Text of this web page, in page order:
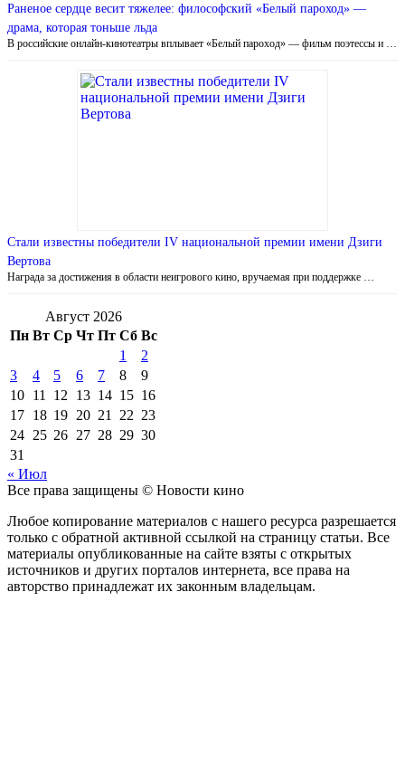
Раненое сердце весит тяжелее: философский «Белый пароход» —
драма, которая тоньше льда
В российские онлайн-кинотеатры вплывает «Белый пароход» — фильм поэтессы и …
Стали известны победители IV национальной премии имени Дзиги
Вертова
Награда за достижения в области неигрового кино, вручаемая при поддержке …
Август 2026
Пн Вт Ср Чт Пт Сб Вс
1
2
3
4 5 6 7 8
9
10 11 12 13 14 15 16
17 18 19 20 21 22 23
24 25 26 27 28 29 30
31
« Июл
Все права защищены © Новости кино
Любое копирование материалов с нашего ресурса разрешается
только с обратной активной ссылкой на страницу статьи. Все
материалы опубликованные на сайте взяты с открытых
источников и других порталов интернета, все права на
авторство принадлежат их законным владельцам.